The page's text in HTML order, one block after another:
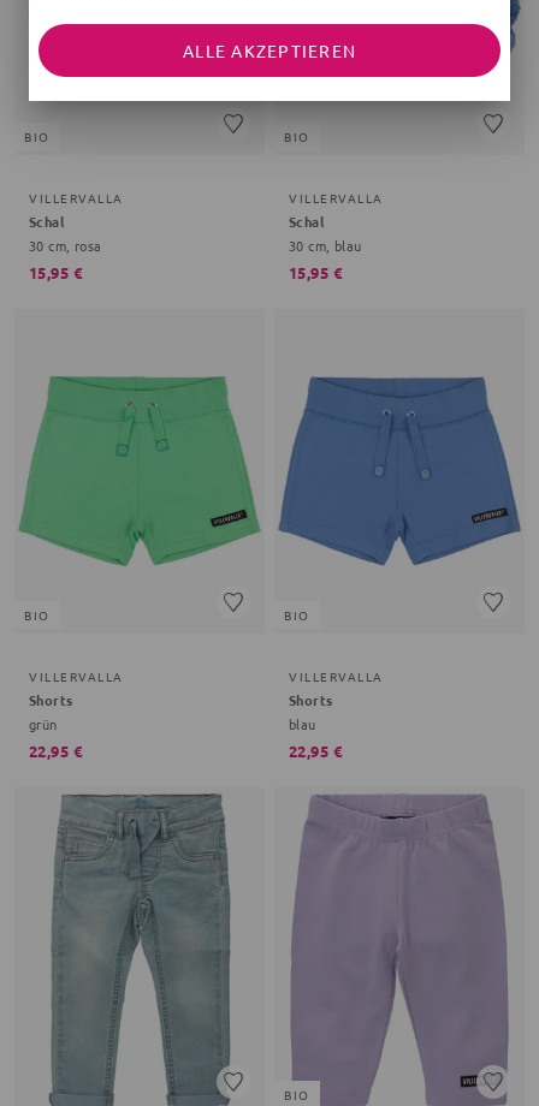
BIO
VILLERVALLA
Schal
30 cm, rosa
15,95 €
BIO
VILLERVALLA
Schal
30 cm, blau
15,95 €
BIO
VILLERVALLA
Shorts
grün
22,95 €
BIO
VILLERVALLA
Shorts
blau
22,95 €
BIO
ALLE AKZEPTIEREN